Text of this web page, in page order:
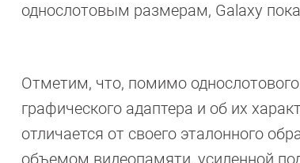
однослотовым размерам, Galaxy
Отметим, что, помимо
графического адаптера и об их
отличается от своего эталонного
объемом видеопамяти, усиленной